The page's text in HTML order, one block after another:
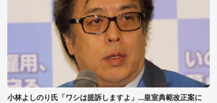
小林よしのり氏「ワシは提訴しますよ」...皇室典範改正案に